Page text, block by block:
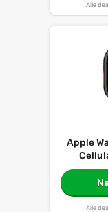
Alle
Apple
Green
Alle